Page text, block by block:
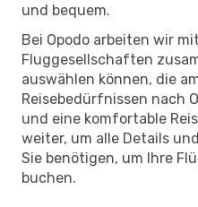
und bequem.
Bei Opodo arbeiten wir
Fluggesellschaften
auswählen können, die
Reisebedürfnissen nach
und eine komfortable
weiter, um alle Details
Sie benötigen, um Ihre
buchen.